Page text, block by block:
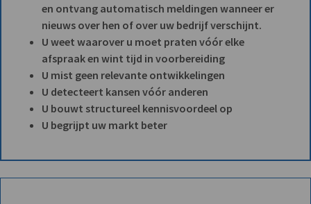
en ontvang automatisch meldingen wanneer er
nieuws over hen of over uw bedrijf verschijnt.
U weet waarover u moet praten vóór elke
afspraak en wint tijd in voorbereiding
U mist geen relevante ontwikkelingen
U detecteert kansen vóór anderen
U bouwt structureel kennisvoordeel op
U begrijpt uw markt beter